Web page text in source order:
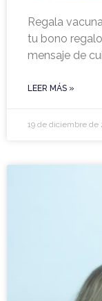
Regala
tu bono
mensaje de
LEER MÁS »
19 de diciembre de